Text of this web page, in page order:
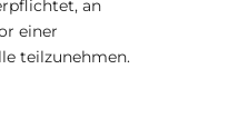
an
einer
teilzunehmen.